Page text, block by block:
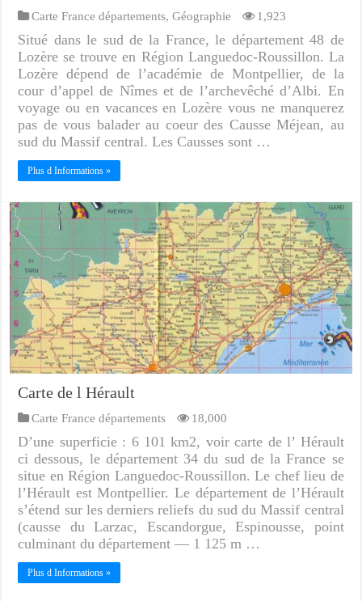
Carte France départements,Géographie 1,923
Situé dans le sud de la France, le département 48 de
Lozère se trouve en Région Languedoc-Roussillon. La
Lozère dépend de l’académie de Montpellier, de la
cour d’appel de Nîmes et de l’archevêché d’Albi. En
voyage ou en vacances en Lozère vous ne manquerez
pas de vous balader au coeur des Causse Méjean, au
sud du Massif central. Les Causses sont …
Plus d Informations »
Carte de l Hérault
Carte France départements 18,000
D’une superficie : 6 101 km2, voir carte de l’ Hérault
ci dessous, le département 34 du sud de la France se
situe en Région Languedoc-Roussillon. Le chef lieu de
l’Hérault est Montpellier. Le département de l’Hérault
s’étend sur les derniers reliefs du sud du Massif central
(causse du Larzac, Escandorgue, Espinousse, point
culminant du département — 1 125 m …
Plus d Informations »